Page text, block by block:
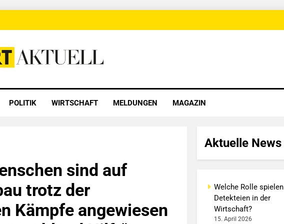
POLITIK WIRTSCHAFT MELDUNGEN MAGAZIN
sind auf
trotz der
Kämpfe angewiesen
Aktuelle News
Welche Rolle spielen
Detekteien in der
Wirtschaft?
15. April 2026